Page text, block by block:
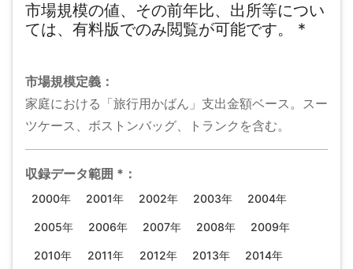
市場規模の値、その前年比、出所等につい
ては、有料版でのみ閲覧が可能です。
*
市場規模定義：
家庭における「旅行用かばん」支出金額ベース。スー
ツケース、ボストンバッグ、トランクを含む。
収録データ範囲 * ：
2000年 2001年 2002年 2003年 2004年
2005年 2006年 2007年 2008年 2009年
2010年 2011年 2012年 2013年 2014年